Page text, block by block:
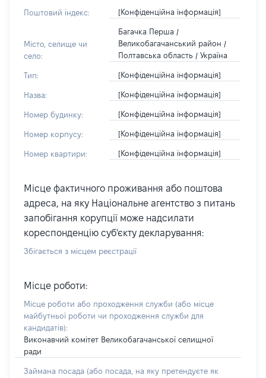
Поштовий індекс: [Конфіденційна інформація]
Місто, селище чи
село:
Багачка Перша /
Великобагачанський район /
Полтавська область / Україна
Тип: [Конфіденційна інформація]
Назва: [Конфіденційна інформація]
Номер будинку: [Конфіденційна інформація]
Номер корпусу: [Конфіденційна інформація]
Номер квартири: [Конфіденційна інформація]
Місце фактичного проживання або поштова
адреса, на яку Національне агентство з питань
запобігання корупції може надсилати
кореспонденцію суб'єкту декларування:
Збігається з місцем реєстрації
Місце роботи:
Місце роботи або проходження служби (або місце
майбутньої роботи чи проходження служби для
кандидатів):
Виконавчий комітет Великобагачанської селищної
ради
Займана посада (або посада, на яку претендуєте як